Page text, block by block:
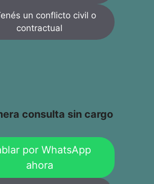
un conflicto civil o
contractual
consulta sin cargo
por WhatsApp
ahora